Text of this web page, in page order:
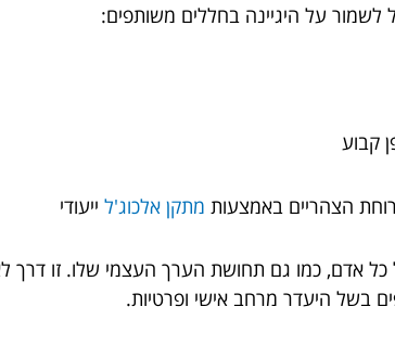
לשמור על היגיינה בחללים משותפים:
קבוע
הצהריים באמצעות מתקן אלכוג'ל ייעודי
כל אדם, כמו גם תחושת הערך העצמי שלו. זו
בשל היעדר מרחב אישי ופרטיות.